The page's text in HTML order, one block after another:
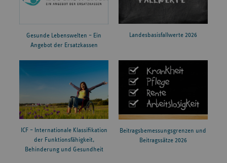
Gesunde Lebenswelten – Ein
Angebot der Ersatzkassen
Landesbasisfallwerte 2026
ICF – Internationale Klassifikation
der Funktionsfähigkeit,
Behinderung und Gesundheit
Beitragsbemessungsgrenzen und
Beitragssätze 2026